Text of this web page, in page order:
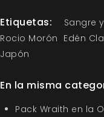
Etiquetas: Sangre
Rocio Morón Edén
Japón
En la misma
Pack Wraith en la